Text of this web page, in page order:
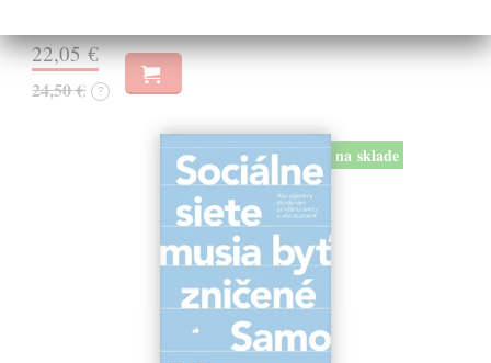
22,05 €
24,50 € ?
na sklade